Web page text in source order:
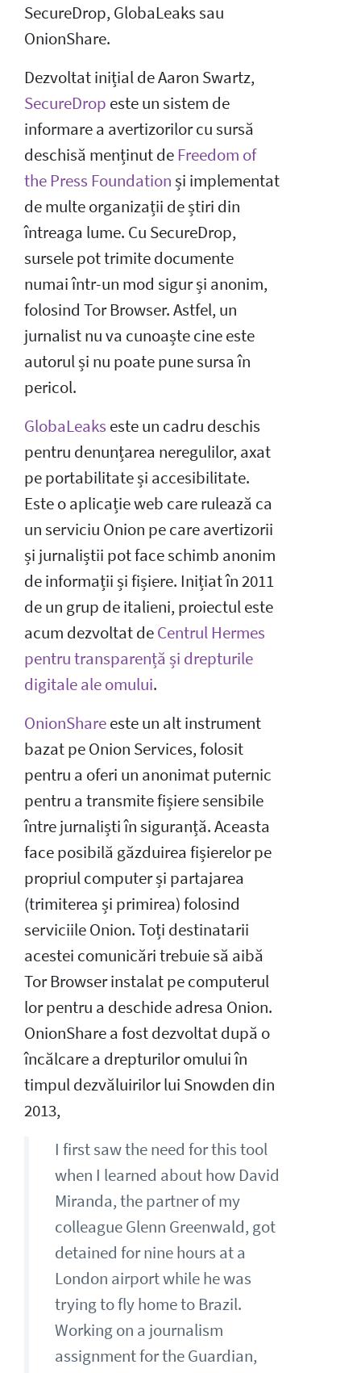
SecureDrop, GlobaLeaks sau
OnionShare.
Dezvoltat inițial de Aaron Swartz,
SecureDrop este un sistem de
informare a avertizorilor cu sursă
deschisă menținut de Freedom of
the Press Foundationși implementat
de multe organizații de știri din
întreaga lume. Cu SecureDrop,
sursele pot trimite documente
numai într-un mod sigur și anonim,
folosind Tor Browser. Astfel, un
jurnalist nu va cunoaște cine este
autorul și nu poate pune sursa în
pericol.
GlobaLeaks este un cadru deschis
pentru denunțarea neregulilor, axat
pe portabilitate și accesibilitate.
Este o aplicație web care rulează ca
un serviciu Onion pe care avertizorii
și jurnaliștii pot face schimb anonim
de informații și fișiere. Inițiat în 2011
de un grup de italieni, proiectul este
acum dezvoltat deCentrul Hermes
pentru transparență și drepturile
digitale ale omului.
OnionShareeste un alt instrument
bazat pe Onion Services, folosit
pentru a oferi un anonimat puternic
pentru a transmite fișiere sensibile
între jurnaliști în siguranță. Aceasta
face posibilă găzduirea fișierelor pe
propriul computer și partajarea
(trimiterea și primirea) folosind
serviciile Onion. Toți destinatarii
acestei comunicări trebuie să aibă
Tor Browser instalat pe computerul
lor pentru a deschide adresa Onion.
OnionShare a fost dezvoltat după o
încălcare a drepturilor omului în
timpul dezvăluirilor lui Snowden din
2013,
I first saw the need for this tool
when I learned about how David
Miranda, the partner of my
colleague Glenn Greenwald, got
detained for nine hours at a
London airport while he was
trying to fly home to Brazil.
Working on a journalism
assignment for the Guardian,